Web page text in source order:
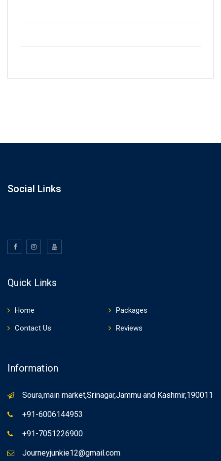
Social Links
Quick Links
Home
Packages
Contact Us
Reviews
Information
Soura,main market,Srinagar,Jammu and Kashmir,190011
+91-6006144953
+91-7051226900
Journeyjunkie12@gmail.com